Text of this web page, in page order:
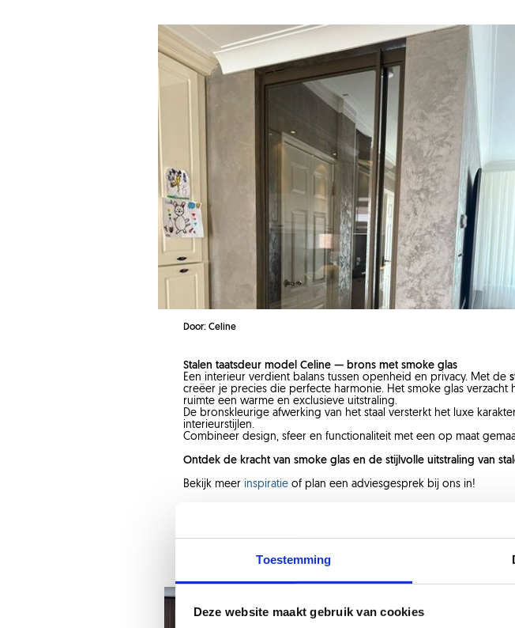
Toestemming
Deze website maakt gebruik van cookies
Door: Celine
Stalen taatsdeur model Celine — brons met smoke glas
Een interieur verdient balans tussen openheid en privacy. Met de
creëer je precies die perfecte harmonie. Het smoke glas
ruimte een warme en exclusieve uitstraling.
De bronskleurige afwerking van het staal versterkt het luxe
interieurstijlen.
Combineer design, sfeer en functionaliteit met een op maat
Ontdek de kracht van smoke glas en de stijlvolle uitstraling van
Bekijk meer inspiratie of plan een adviesgesprek bij ons in!